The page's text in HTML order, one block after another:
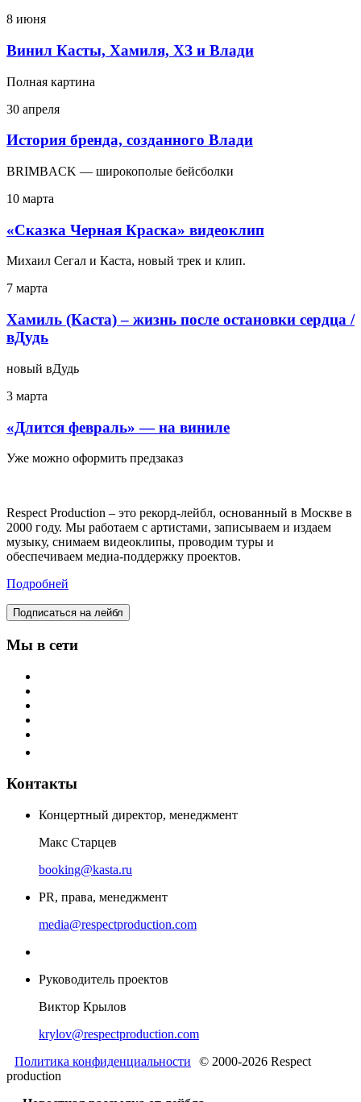
8 июня
Винил Касты, Хамиля, ХЗ и Влади
Полная картина
30 апреля
История бренда, созданного Влади
BRIMBACK — широкополые бейсболки
10 марта
«Сказка Черная Краска» видеоклип
Михаил Сегал и Каста, новый трек и клип.
7 марта
Хамиль (Каста) – жизнь после остановки сердца /
вДудь
новый вДудь
3 марта
«Длится февраль» — на виниле
Уже можно оформить предзаказ
Respect Production – это рекорд-лейбл, основанный в Москве в
2000 году. Мы работаем с артистами, записываем и издаем
музыку, снимаем видеоклипы, проводим туры и
обеспечиваем медиа-поддержку проектов.
Подробней
Подписаться на лейбл
Мы в сети
Контакты
Концертный директор, менеджмент
Макс Старцев
booking@kasta.ru
PR, права, менеджмент
media@respectproduction.com
Руководитель проектов
Виктор Крылов
krylov@respectproduction.com
Политика конфиденциальности
© 2000-2026 Respect
production